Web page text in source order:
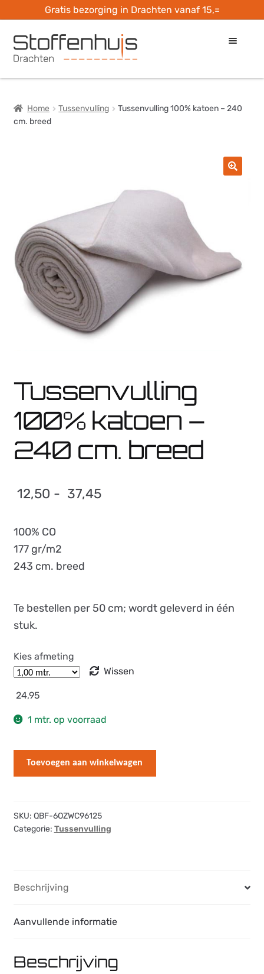
Gratis bezorging in Drachten vanaf 15,=
Ga
door
Ga
naar
Home
Openingstijden
Naailes bij…
Weetjes
Veelgestelde vragen
Home Tussenvulling
Tussenvulling 100% katoen – 240
cm. breed
Tussenvulling
100% katoen –
240 cm. breed
12,50 - 37,45Prijsklasse:
100% CO
177 gr/m2
243 cm. breed
Te bestellen per 50 cm; wordt geleverd in één
stuk.
Kies afmeting
Wissen
24,95
1 mtr. op voorraad
Tussenvulling
240
cm.
Toevoegen aan winkelwagen
SKU: QBF-6OZWC96125
Categorie: Tussenvulling
Beschrijving
Aanvullende informatie
Beschrijving